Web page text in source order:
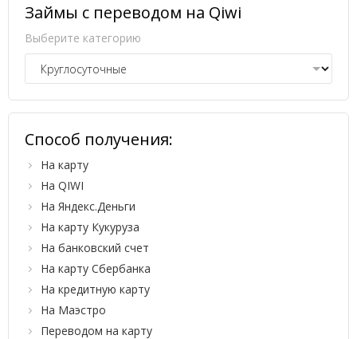
Займы с переводом на Qiwi
Выберите категорию
Способ получения:
На карту
На QIWI
На Яндекс.Деньги
На карту Кукуруза
На банковский счет
На карту Сбербанка
На кредитную карту
На Маэстро
Переводом на карту